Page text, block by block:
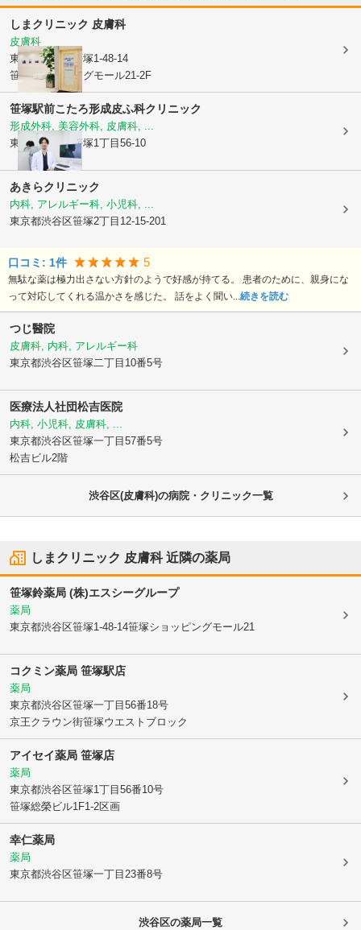
しまクリニック 皮膚科
皮膚科
東京都渋谷区笹塚1-48-14
笹塚ショッピングモール21-2F
笹塚駅前こたろ形成皮ふ科クリニック
形成外科, 美容外科, 皮膚科, ...
東京都渋谷区笹塚1丁目56-10
あきらクリニック
内科, アレルギー科, 小児科, ...
東京都渋谷区笹塚2丁目12-15-201
口コミ: 1件 5
無駄な薬は極力出さない方針のようで好感が持てる。 患者のために、親身にな
って対応してくれる温かさを感じた。 話をよく聞い...続きを読む
つじ醫院
皮膚科, 内科, アレルギー科
東京都渋谷区笹塚二丁目10番5号
医療法人社団松吉医院
内科, 小児科, 皮膚科, ...
東京都渋谷区笹塚一丁目57番5号
松吉ビル2階
渋谷区(皮膚科)の病院・クリニック一覧
しまクリニック 皮膚科近隣の薬局
笹塚鈴薬局 (株)エスシーグループ
薬局
東京都渋谷区笹塚1-48-14笹塚ショッピングモール21
コクミン薬局 笹塚駅店
薬局
東京都渋谷区笹塚一丁目56番18号
京王クラウン街笹塚ウエストブロック
アイセイ薬局 笹塚店
薬局
東京都渋谷区笹塚1丁目56番10号
笹塚総榮ビル1F1-2区画
幸仁薬局
薬局
東京都渋谷区笹塚一丁目23番8号
渋谷区の薬局一覧